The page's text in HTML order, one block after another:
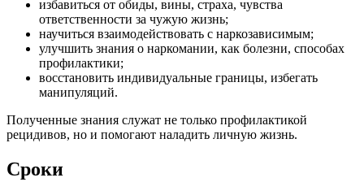
избавиться от обиды, вины, страха, чувства
ответственности за чужую жизнь;
научиться взаимодействовать с наркозависимым;
улучшить знания о наркомании, как болезни, способах
профилактики;
восстановить индивидуальные границы, избегать
манипуляций.
Полученные знания служат не только профилактикой
рецидивов, но и помогают наладить личную жизнь.
Сроки